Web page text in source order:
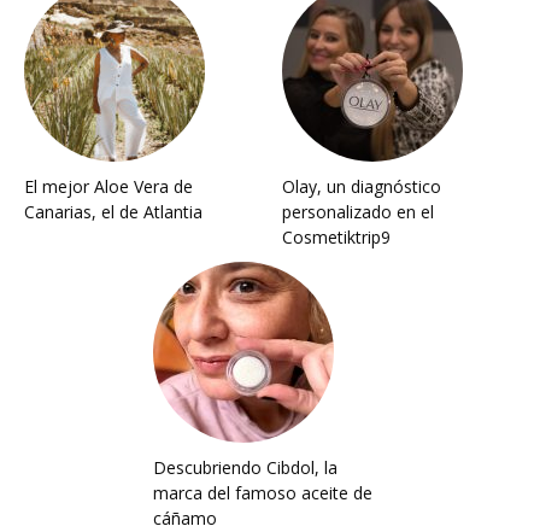
El mejor Aloe Vera de
Canarias, el de Atlantia
Olay, un diagnóstico
personalizado en el
Cosmetiktrip9
Descubriendo Cibdol, la
marca del famoso aceite de
cáñamo